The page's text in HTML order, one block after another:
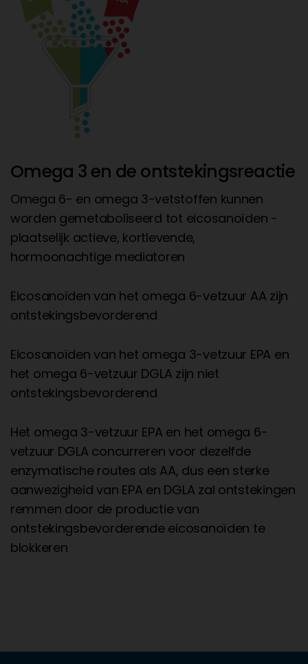
Omega 3 en de ontstekingsreactie
Omega 6- en omega 3-vetstoffen kunnen
worden gemetaboliseerd tot eicosanoïden -
plaatselijk actieve, kortlevende,
hormoonachtige mediatoren
Eicosanoïden van het omega 6-vetzuur AA zijn
ontstekingsbevorderend
Eicosanoïden van het omega 3-vetzuur EPA en
het omega 6-vetzuur DGLA zijn niet
ontstekingsbevorderend
Het omega 3-vetzuur EPA en het omega 6-
vetzuur DGLA concurreren voor dezelfde
enzymatische routes als AA, dus een sterke
aanwezigheid van EPA en DGLA zal ontstekingen
remmen door de productie van
ontstekingsbevorderende eicosanoïden te
blokkeren